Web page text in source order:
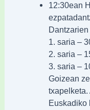
12:30ean
1. saria –
2. saria –
3. saria –
Goizean
txapelketa.
Euskadiko